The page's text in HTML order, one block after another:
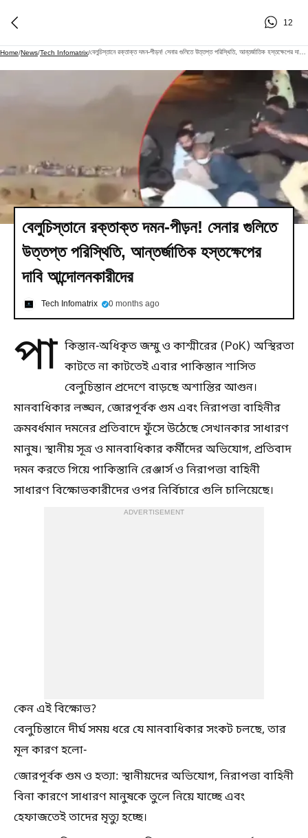
12
Home/News/Tech Infomatrix/
বেলুচিস্তানে রক্তাক্ত দমন-পীড়ন! সেনার গুলিতে
উত্তপ্ত পরিস্থিতি, আন্তর্জাতিক হস্তক্ষেপের
দাবি আন্দোলনকারীদের
Tech Infomatrix 0 months ago
পা কিস্তান-অধিকৃত জম্মু ও কাশ্মীরের (PoK) অস্থিরতা
কাটতে না কাটতেই এবার পাকিস্তান শাসিত
বেলুচিস্তান প্রদেশে বাড়ছে অশান্তির আগুন।
মানবাধিকার লঙ্ঘন, জোরপূর্বক গুম এবং নিরাপত্তা বাহিনীর
ক্রমবর্ধমান দমনের প্রতিবাদে ফুঁসে উঠেছে সেখানকার সাধারণ
মানুষ। স্থানীয় সূত্র ও মানবাধিকার কর্মীদের অভিযোগ, প্রতিবাদ
দমন করতে গিয়ে পাকিস্তানি রেঞ্জার্স ও নিরাপত্তা বাহিনী
সাধারণ বিক্ষোভকারীদের ওপর নির্বিচারে গুলি চালিয়েছে।
ADVERTISEMENT
কেন এই বিক্ষোভ?
বেলুচিস্তানে দীর্ঘ সময় ধরে যে মানবাধিকার সংকট চলছে, তার
মূল কারণ হলো-
জোরপূর্বক গুম ও হত্যা: স্থানীয়দের অভিযোগ, নিরাপত্তা বাহিনী
বিনা কারণে সাধারণ মানুষকে তুলে নিয়ে যাচ্ছে এবং
হেফাজতেই তাদের মৃত্যু হচ্ছে।